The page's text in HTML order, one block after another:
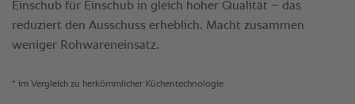
* im Vergleich zu herkömmlicher Küchentechnologie